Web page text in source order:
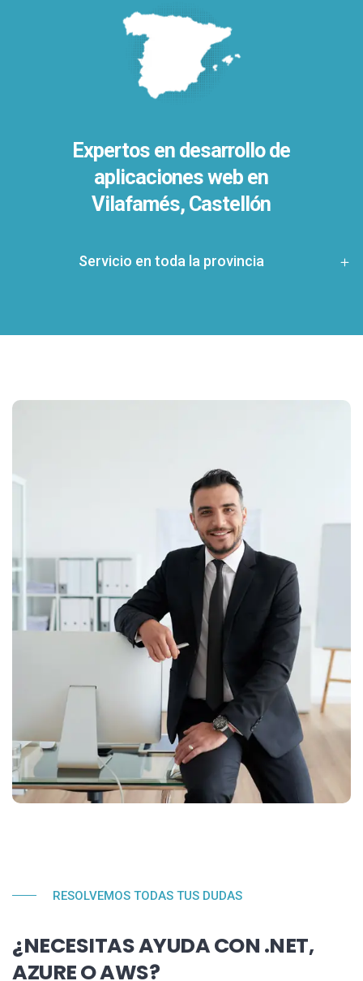
Expertos en desarrollo de
aplicaciones web en
Vilafamés, Castellón
Servicio en toda la provincia
RESOLVEMOS TODAS TUS DUDAS
¿NECESITAS AYUDA CON .NET,
AZURE O AWS?